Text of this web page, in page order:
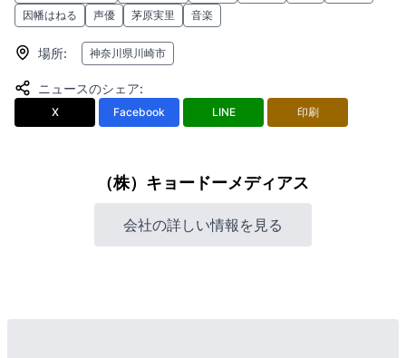
因幡はねる
声優 茅原実里 音楽
場所: 神奈川県川崎市
ニュースのシェア:
X Facebook LINE 印刷
（株）キョードーメディアス
会社の詳しい情報を見る